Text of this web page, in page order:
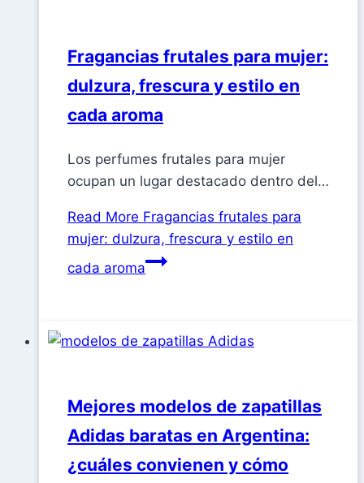
Fragancias frutales para mujer:
dulzura, frescura y estilo en
cada aroma
Los perfumes frutales para mujer
ocupan un lugar destacado dentro del…
Read More Fragancias frutales para
mujer: dulzura, frescura y estilo en
cada aroma
Mejores modelos de zapatillas
Adidas baratas en Argentina:
¿cuáles convienen y cómo